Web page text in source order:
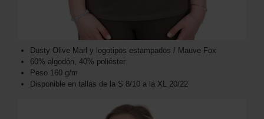
Dusty Olive Marl y logotipos estampados / Mauve Fox
60% algodón, 40% poliéster
Peso 160 g/m
Disponible en tallas de la S 8/10 a la XL 20/22